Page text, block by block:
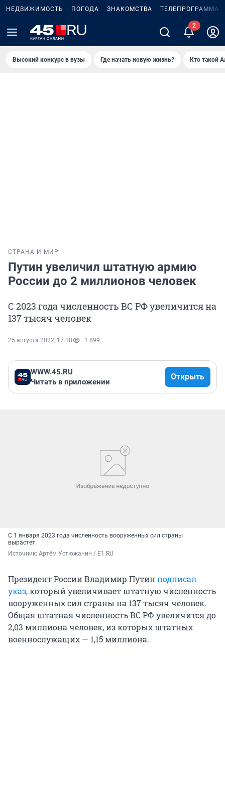
НЕДВИЖИМОСТЬ ПОГОДА ЗНАКОМСТВА ТЕЛЕПРОГРАММА
Высокий конкурс в вузы Где начать новую жизнь? Кто такой
СТРАНА И МИР
Путин увеличил штатную армию
России до 2 миллионов человек
С 2023 года численность ВС РФ увеличится на
137 тысяч человек
25 августа 2022, 17:18 1 899
WWW.45.RU
Читать в приложении
Открыть
С 1 января 2023 года численность вооруженных сил страны
вырастет
Источник: Артём Устюжанин / E1.RU
Президент России Владимир Путинподписал
указ, который увеличивает штатную численность
вооруженных сил страны на 137 тысяч человек.
Общая штатная численность ВС РФ увеличится до
2,03 миллиона человек, из которых штатных
военнослужащих — 1,15 миллиона.